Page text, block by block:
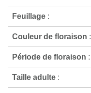
Feuillage :
Couleur de floraison :
Période de floraison :
Taille adulte :